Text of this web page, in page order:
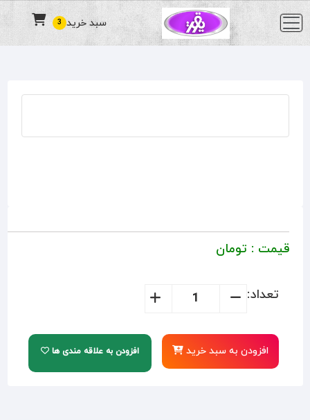
3 سبد خرید
قیمت : تومان
تعداد:
افزودن به سبد خرید افزودن به علاقه مندی ها